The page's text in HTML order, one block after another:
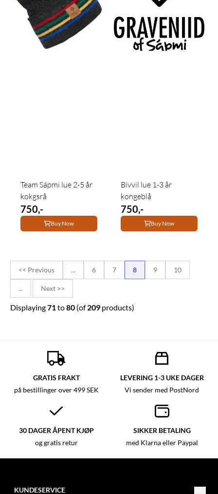
Team Sápmi lue 2-5 år
kokgsrå
750,-
Buy Now
Bivvil lue 1-3 år
kongeblå
750,-
Buy Now
<< Previous ... 6 7 8 9 10
... Next >>
Displaying71 to80 (of209 products)
GRATIS FRAKT
på bestillinger over 499 SEK
LEVERING 1-3 UKE DAGER
Vi sender med PostNord
30 DAGER ÅPENT KJØP
og gratis retur
SIKKER BETALING
med Klarna eller Paypal
KUNDESERVICE